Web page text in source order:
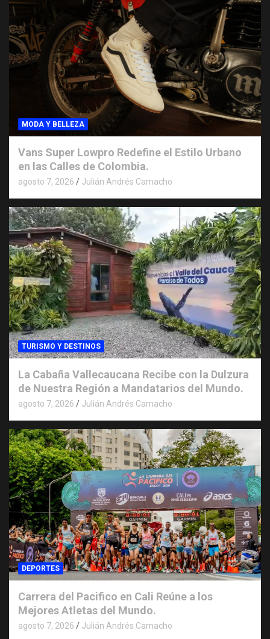
MODA Y BELLEZA
Vans Super Lowpro Redefine el Estilo Urbano
en las Calles de Colombia.
agosto 7, 2026 Julián Andrés Camacho
TURISMO Y DESTINOS
La Cabaña Vallecaucana Recibe con la Dulzura
de Nuestra Región a Mandatarios del Mundo.
agosto 7, 2026 Julián Andrés Camacho
DEPORTES
Carrera del Pacifico en Cali Reúne a los
Mejores Atletas del Mundo.
agosto 7, 2026 Julián Andrés Camacho